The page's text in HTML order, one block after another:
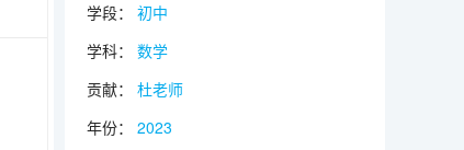
学段：
初中
学科：
数学
贡献：
杜老师
年份：
2023